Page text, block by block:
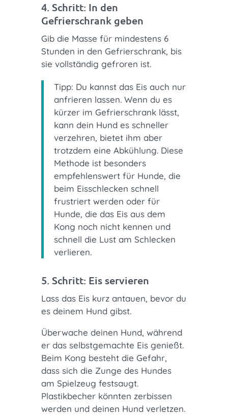
4. Schritt: In den
Gefrierschrank geben
Gib die Masse für mindestens 6
Stunden in den Gefrierschrank, bis
sie vollständig gefroren ist.
Tipp: Du kannst das Eis auch nur
anfrieren lassen. Wenn du es
kürzer im Gefrierschrank lässt,
kann dein Hund es schneller
verzehren, bietet ihm aber
trotzdem eine Abkühlung. Diese
Methode ist besonders
empfehlenswert für Hunde, die
beim Eisschlecken schnell
frustriert werden oder für
Hunde, die das Eis aus dem
Kong noch nicht kennen und
schnell die Lust am Schlecken
verlieren.
5. Schritt: Eis servieren
Lass das Eis kurz antauen, bevor du
es deinem Hund gibst.
Überwache deinen Hund, während
er das selbstgemachte Eis genießt.
Beim Kong besteht die Gefahr,
dass sich die Zunge des Hundes
am Spielzeug festsaugt.
Plastikbecher könnten zerbissen
werden und deinen Hund verletzen.